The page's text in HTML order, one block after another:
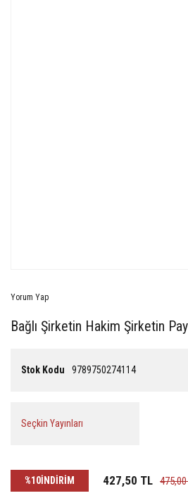
Yorum Yap
Bağlı Şirketin Hakim Şirketin
Stok Kodu 9789750274114
Seçkin Yayınları
%10İNDİRİM 427,50 TL